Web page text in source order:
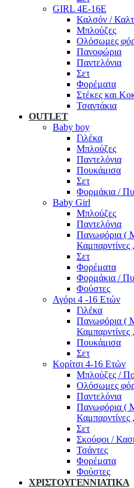
GIRL 4Ε-16Ε
Καλσόν /
Μπλούζες
Ολόσωμες
Πανοφώρια
Παντελόνια
Σετ
Φορέματα
Στέκες και
Τσαντάκια
OUTLET
Baby boy
Γιλέκα
Μπλούζες
Παντελόνια
Πουκάμισα
Σετ
Φορμάκια /
Baby Girl
Μπλούζες
Παντελόνια
Πανωφόρια (
Καμπαρντίνες
Σετ
Φορέματα
Φορμάκια /
Φούστες
Αγόρι 4 -16 Ετών
Γιλέκα
Πανωφόρια (
Καμπαρντίνες
Πουκάμισα
Σετ
Κορίτσι 4-16 Ετών
Μπλούζες /
Ολόσωμες
Παντελόνια
Πανωφόρια (
Καμπαρντίνες
Σετ
Σκούφοι /
Τσάντες
Φορέματα
Φούστες
ΧΡΙΣΤΟΥΓΕΝΝΙΑΤΙΚΑ